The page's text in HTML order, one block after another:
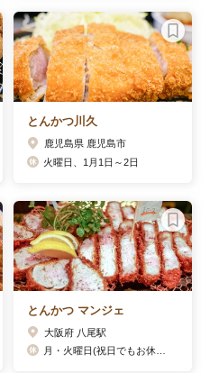
とんかつ川久
鹿児島県 鹿児島市
火曜日、1月1日～2日
とんかつ マンジェ
大阪府 八尾駅